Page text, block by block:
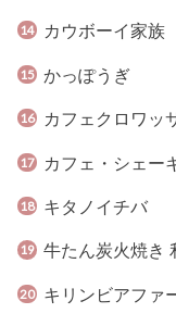
カウボーイ家族
かっぽうぎ
カフェクロワッ
カフェ・シェー
キタノイチバ
牛たん炭火焼き
キリンビアファ